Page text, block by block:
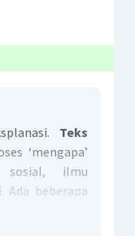
Teks
‘mengapa’
sosial, ilmu
Ada beberapa